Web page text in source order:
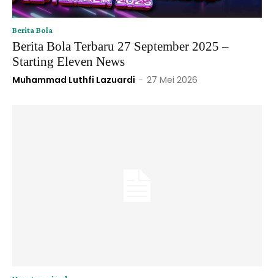
Berita Bola
Berita Bola Terbaru 27 September 2025 –
Starting Eleven News
Muhammad Luthfi Lazuardi - 27 Mei 2026